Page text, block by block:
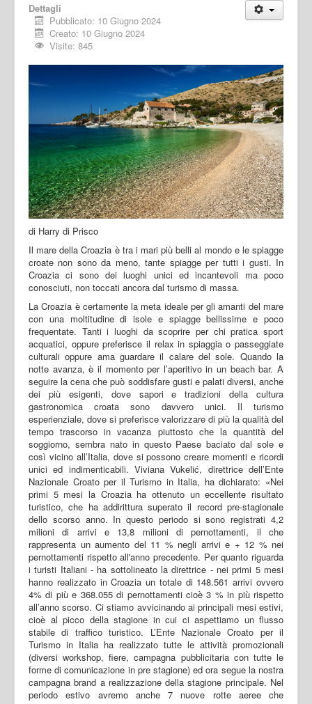
Dettagli
Pubblicato: 10 Giugno 2024
Creato: 10 Giugno 2024
Visite: 845
di Harry di Prisco
Il mare della Croazia è tra i mari più belli al mondo e le spiagge
croate non sono da meno, tante spiagge per tutti i gusti. In
Croazia ci sono dei luoghi unici ed incantevoli ma poco
conosciuti, non toccati ancora dal turismo di massa.
La Croazia è certamente la meta ideale per gli amanti del mare
con una moltitudine di isole e spiagge bellissime e poco
frequentate. Tanti i luoghi da scoprire per chi pratica sport
acquatici, oppure preferisce il relax in spiaggia o passeggiate
culturali oppure ama guardare il calare del sole. Quando la
notte avanza, è il momento per l’aperitivo in un beach bar. A
seguire la cena che può soddisfare gusti e palati diversi, anche
dei più esigenti, dove sapori e tradizioni della cultura
gastronomica croata sono davvero unici. Il turismo
esperienziale, dove si preferisce valorizzare di più la qualità del
tempo trascorso in vacanza piuttosto che la quantità del
soggiorno, sembra nato in questo Paese baciato dal sole e
così vicino all’Italia, dove si possono creare momenti e ricordi
unici ed indimenticabili. Viviana Vukelić, direttrice dell’Ente
Nazionale Croato per il Turismo in Italia, ha dichiarato: «Nei
primi 5 mesi la Croazia ha ottenuto un eccellente risultato
turistico, che ha addirittura superato il record pre-stagionale
dello scorso anno. In questo periodo si sono registrati 4,2
milioni di arrivi e 13,8 milioni di pernottamenti, il che
rappresenta un aumento del 11 % negli arrivi e + 12 % nei
pernottamenti rispetto all'anno precedente. Per quanto riguarda
i turisti Italiani - ha sottolineato la direttrice - nei primi 5 mesi
hanno realizzato in Croazia un totale di 148.561 arrivi ovvero
4% di più e 368.055 di pernottamenti cioè 3 % in più rispetto
all’anno scorso. Ci stiamo avvicinando ai principali mesi estivi,
cioè al picco della stagione in cui ci aspettiamo un flusso
stabile di traffico turistico. L’Ente Nazionale Croato per il
Turismo in Italia ha realizzato tutte le attività promozionali
(diversi workshop, fiere, campagna pubblicitaria con tutte le
forme di comunicazione in pre stagione) ed ora segue la nostra
campagna brand a realizzazione della stagione principale. Nel
periodo estivo avremo anche 7 nuove rotte aeree che